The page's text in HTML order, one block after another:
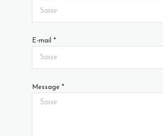
E-mail *
Message *